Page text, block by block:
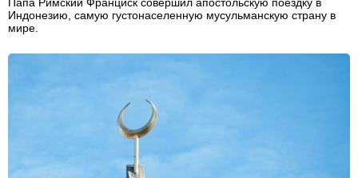
Папа Римский Франциск совершил апостольскую поездку в
Индонезию, самую густонаселенную мусульманскую страну в
мире.